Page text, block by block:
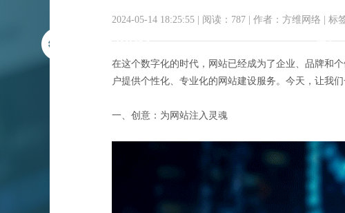
首页
网站梦工
2024-05-14 18:25:55 阅读：787 作者：方维网络 标
在这个数字化的时代，网站已经成为了企业、品牌和
户提供个性化、专业化的网站建设服务。今天，让我
一、创意：为网站注入灵魂